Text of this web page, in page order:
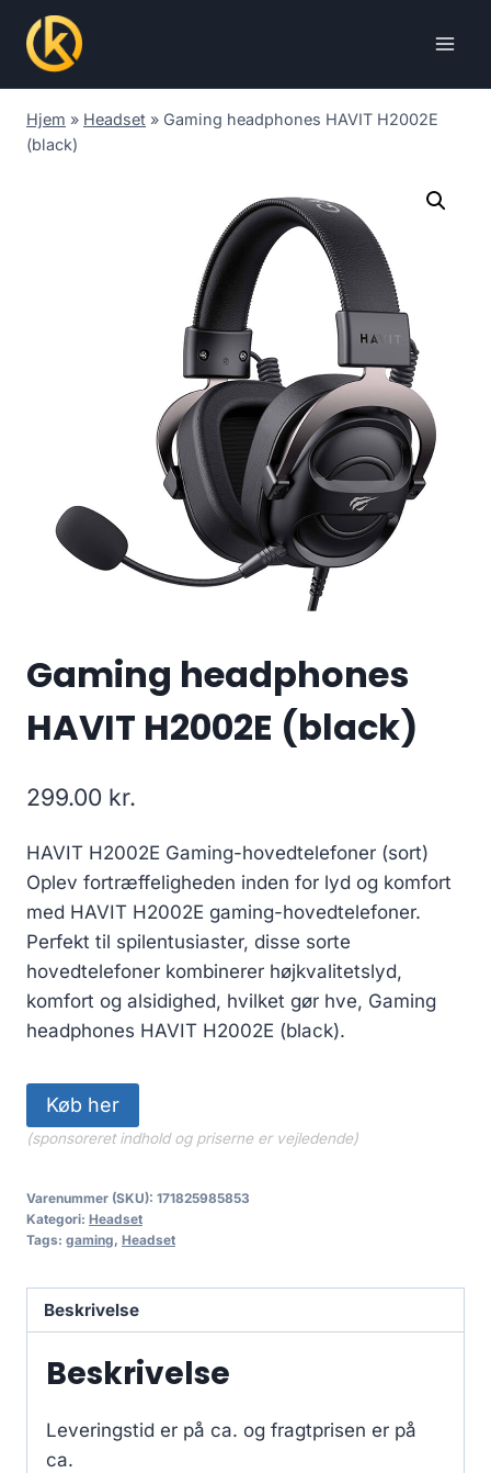
content
Hjem » Headset » Gaming headphones HAVIT H2002E
(black)
Gaming headphones
HAVIT H2002E (black)
299.00 kr.
HAVIT H2002E Gaming-hovedtelefoner (sort)
Oplev fortræffeligheden inden for lyd og komfort
med HAVIT H2002E gaming-hovedtelefoner.
Perfekt til spilentusiaster, disse sorte
hovedtelefoner kombinerer højkvalitetslyd,
komfort og alsidighed, hvilket gør hve, Gaming
headphones HAVIT H2002E (black).
Køb her
(sponsoreret indhold og priserne er vejledende)
Varenummer (SKU): 171825985853
Kategori: Headset
Tags: gaming, Headset
Beskrivelse
Beskrivelse
Leveringstid er på ca. og fragtprisen er på
ca.